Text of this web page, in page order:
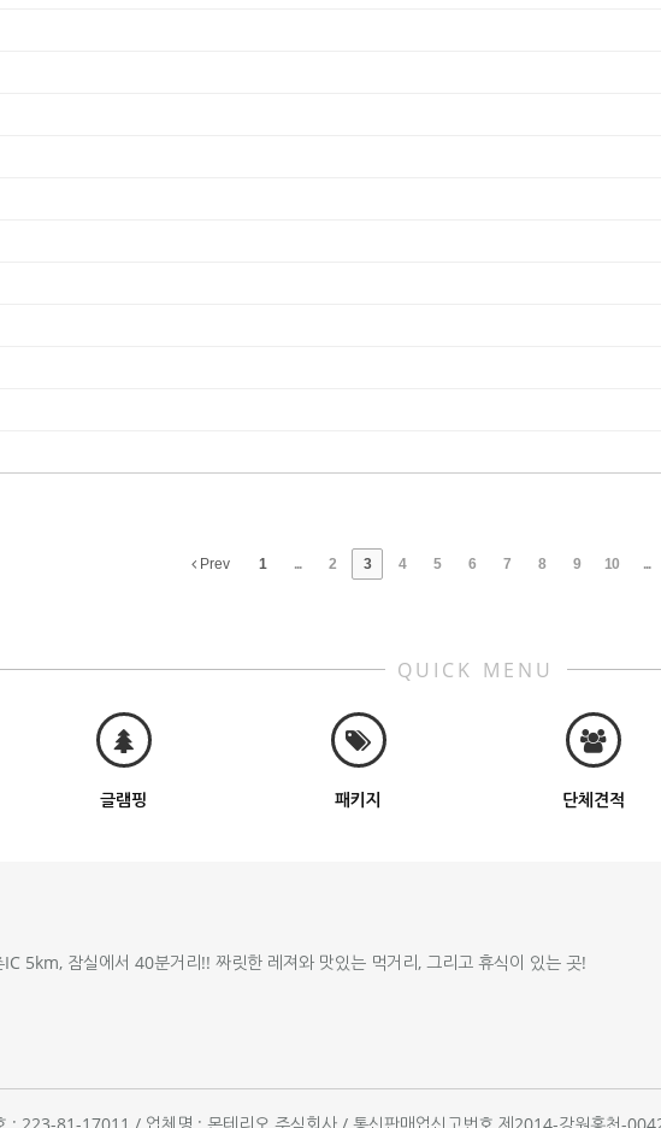
Prev 1 ... 2 3 4 5 6 7 8 9 10 ...
QUICK MENU
글램핑 패키지 단체견적
IC 5km, 잠실에서 40분거리!! 짜릿한 레져와 맛있는 먹거리, 그리고 휴식이 있는 곳!